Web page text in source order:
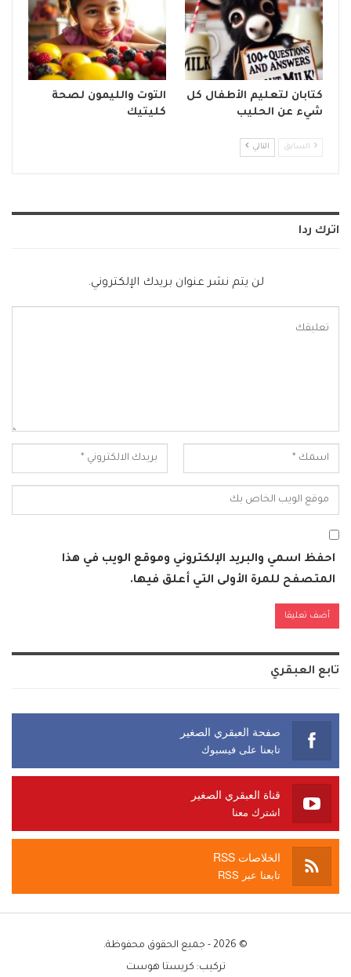
كتابان لتعليم الأطفال كل
شيء عن الحليب
التوت والليمون لصحة
كليتيك
السابق التالي
اترك ردا
لن يتم نشر عنوان بريدك الإلكتروني.
احفظ اسمي والبريد الإلكتروني وموقع الويب في هذا
المتصفح للمرة الأولى التي أعلق فيها.
تابع العبقري
صفحة العبقري الصغير
تابعنا على فيسبوك
قناة العبقري الصغير
اشترك معنا
الخلاصات RSS
تابعنا عبر RSS
© 2026 - جميع الحقوق محفوظة.
تركيب: كريستا هوست